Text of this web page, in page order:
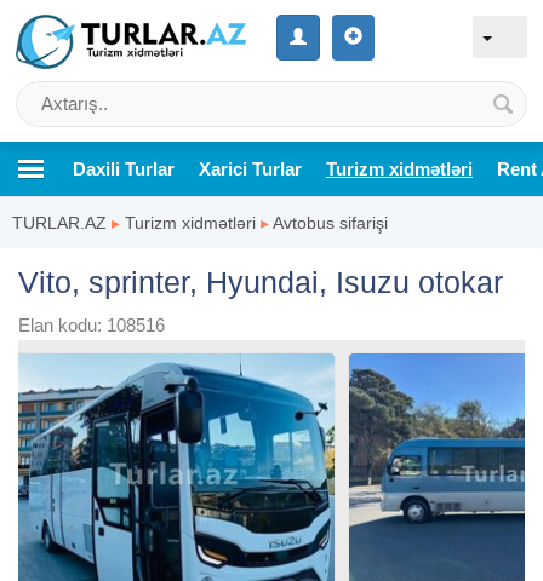
Daxili Turlar Xarici Turlar Turizm xidmətləri Rent
TURLAR.AZ ▸ Turizm xidmətləri ▸Avtobus sifarişi
Vito, sprinter, Hyundai, Isuzu otokar
Elan kodu: 108516